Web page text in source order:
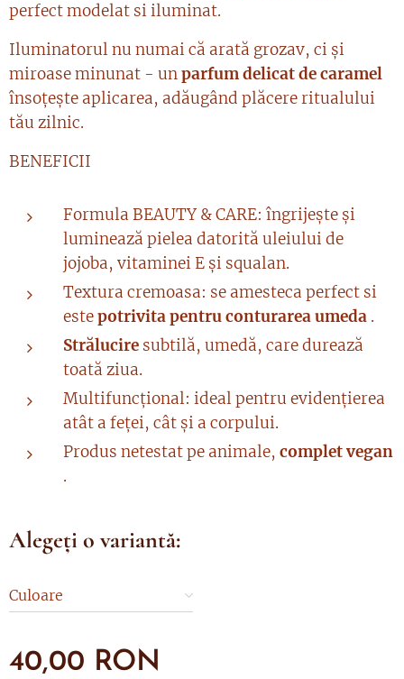
perfect modelat si iluminat.
Iluminatorul nu numai că arată grozav, ci și
miroase minunat - unparfum delicat de caramel
însoțește aplicarea, adăugând plăcere ritualului
tău zilnic.
BENEFICII
Formula BEAUTY & CARE: îngrijește și
luminează pielea datorită uleiului de
jojoba, vitaminei E și squalan.
Textura cremoasa: se amesteca perfect si
estepotrivita pentru conturarea umeda .
Strălucire subtilă, umedă, care durează
toată ziua.
Multifuncțional: ideal pentru evidențierea
atât a feței, cât și a corpului.
Produs netestat pe animale, complet vegan
.
Alegeți o variantă:
Culoare
40,00 RON